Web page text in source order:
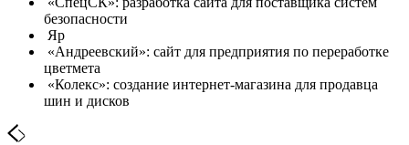
безопасности
Яр
«Андреевский»: сайт для предприятия по переработке
цветмета
«Колекс»: создание интернет-магазина для продавца
шин и дисков